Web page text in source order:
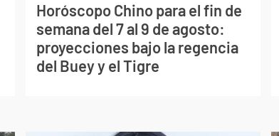
Horóscopo Chino para el fin de
semana del 7 al 9 de agosto:
proyecciones bajo la regencia
del Buey y el Tigre